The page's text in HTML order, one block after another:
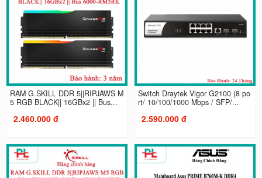
RAM G.SKILL DDR 5||RIPJAWS M
5 RGB BLACK|| 16GBx2 || Bus...
2.460.000 đ
Switch Draytek Vigor G2100 (8 po
rt/ 10/100/1000 Mbps / SFP/...
2.590.000 đ